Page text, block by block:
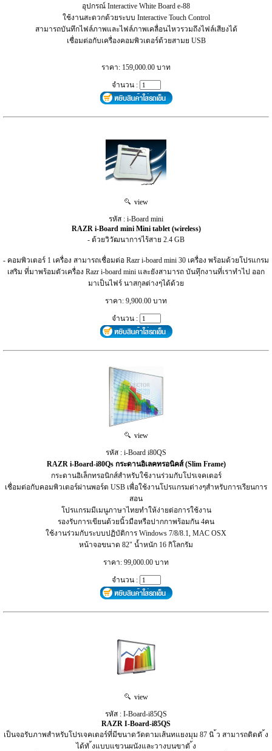
อุปกรณ์ Interactive White Board e-88
ใช้งานสะดวกด้วยระบบ Interactive Touch Control
สามารถบันทึกไฟล์ภาพและไฟล์ภาพเคลื่อนไหวรวมถึงไฟล์เสียงได้
เชื่อมต่อกับเครื่องคอมพิวเตอร์ด้วยสามย USB
ราคา: 159,000.00 บาท
จำนวน :
view
รหัส : i-Board mini
RAZR i-Board mini Mini tablet (wireless)
- ด้วยวิวัฒนาการไร้สาย 2.4 GB
- คอมพิวเตอร์ 1 เครื่อง สามารถเชื่อมต่อ Razr i-board mini 30 เครื่อง พร้อมด้วยโปรแกรม
เสริม ที่มาพร้อมตัวเครื่อง Razr i-board mini และยังสามารถ บันทุึกงานที่เราทำไป ออก
มาเป็นไฟร์ นาสกุลต่างๆได้ด้วย
ราคา: 9,900.00 บาท
จำนวน :
view
รหัส : i-Board i80QS
RAZR i-Board-i80Qs กระดานอิเลคทรอนิคส์ (Slim Frame)
กระดานอิเล็กทรอนิกส์สำหรับใช้งานร่วมกับโปรเจคเตอร์
เชื่อมต่อกับคอมพิวเตอร์ผ่านพอร์ต USB เพื่อใช้งานโปรแกรมต่างๆสำหรับการเรียนการ
สอน
โปรแกรมมีเมนูภาษาไทยทำให้ง่ายต่อการใช้งาน
รองรับการเขียนด้วยนิ้วมือหรือปากกาพร้อมกัน 4คน
ใช้งานร่วมกับระบบปฏิบัติการ Windows 7/8/8.1, MAC OSX
หน้าจอขนาด 82" น้ำหนัก 16 กิโลกรัม
ราคา: 99,000.00 บาท
จำนวน :
view
รหัส : I-Board-i85QS
RAZR I-Board-i85QS
เป็นจอรับภาพสําหรับโปรเจคเตอร์ที่มีขนาดวัดตามเส้นทแยงมุม 87 นิ ้ว สามารถติดตั ้ง
ได้ทั ้งแบบแขวนผนังและวางบนขาตั ้ง